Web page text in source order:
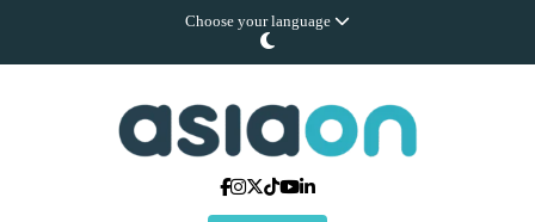
Choose your language